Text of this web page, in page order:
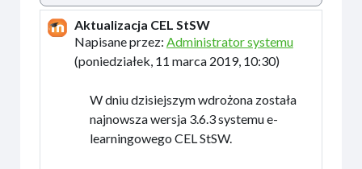
Aktualizacja CEL StSW
Napisane przez: Administrator systemu
(poniedziałek, 11 marca 2019, 10:30)
Liczba odpowiedzi: 0
W dniu dzisiejszym wdrożona została
najnowsza wersja 3.6.3 systemu e-
learningowego CEL StSW.